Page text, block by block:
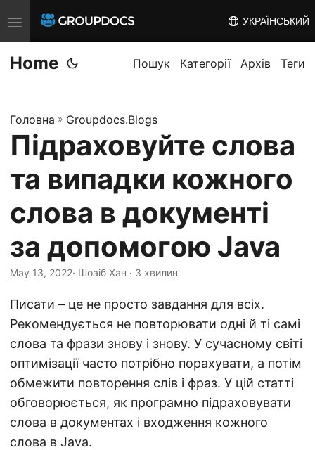
T
o
g
e
n
v
g
a
t
i
o
n
УКРАЇНСЬКИЙ
Home Пошук Категорії Архів Теги
Головна » Groupdocs.Blogs
Підраховуйте слова
та випадки кожного
слова в документі
за допомогою Java
May 13, 2022· Шоаіб Хан · 3 хвилин
Писати – це не просто завдання для всіх.
Рекомендується не повторювати одні й ті самі
слова та фрази знову і знову. У сучасному світі
оптимізації часто потрібно порахувати, а потім
обмежити повторення слів і фраз. У цій статті
обговорюється, як програмно підраховувати
слова в документах і входження кожного
слова в Java.